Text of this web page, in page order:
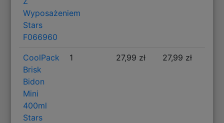
Wyposażeniem
Stars
F066960
CoolPack
Brisk
Bidon
Mini
400ml
Stars
1 27,99 zł 27,99 zł